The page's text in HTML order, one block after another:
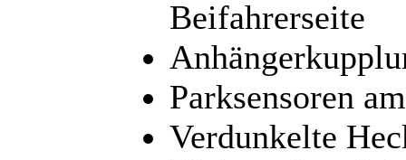
Beifahrerseite
Parksensoren
Verdunkelte